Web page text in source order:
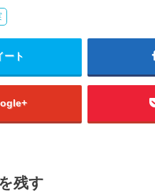
ート
残す